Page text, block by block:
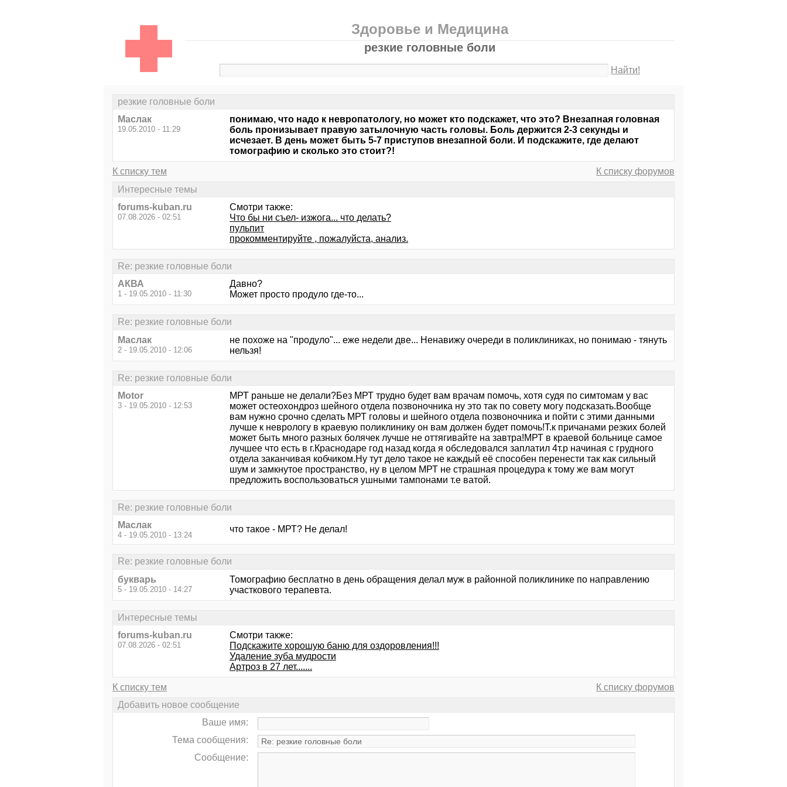
Здоровье и Медицина
резкие головные боли
Найти!
резкие головные боли
Маслак
19.05.2010 - 11:29
понимаю, что надо к невропатологу, но может кто подскажет, что это? Внезапная головная
боль пронизывает правую затылочную часть головы. Боль держится 2-3 секунды и
исчезает. В день может быть 5-7 приступов внезапной боли. И подскажите, где делают
томографию и сколько это стоит?!
К списку тем
К списку форумов
Интересные темы
forums-kuban.ru
07.08.2026 - 02:51
Смотри также:
Что бы ни съел- изжога... что делать?
пульпит
прокомментируйте , пожалуйста, анализ.
Re: резкие головные боли
АКВА
1 - 19.05.2010 - 11:30
Давно?
Может просто продуло где-то...
Re: резкие головные боли
Маслак
2 - 19.05.2010 - 12:06
не похоже на "продуло"... еже недели две... Ненавижу очереди в поликлиниках, но понимаю - тянуть
нельзя!
Re: резкие головные боли
Motor
3 - 19.05.2010 - 12:53
МРТ раньше не делали?Без МРТ трудно будет вам врачам помочь, хотя судя по симтомам у вас
может остеохондроз шейного отдела позвоночника ну это так по совету могу подсказать.Вообще
вам нужно срочно сделать МРТ головы и шейного отдела позвоночника и пойти с этими данными
лучше к неврологу в краевую поликлинику он вам должен будет помочь!Т.к причанами резких болей
может быть много разных болячек лучше не оттягивайте на завтра!МРТ в краевой больнице самое
лучшее что есть в г.Краснодаре год назад когда я обследовался заплатил 4т.р начиная с грудного
отдела заканчивая кобчиком.Ну тут дело такое не каждый её способен перенести так как сильный
шум и замкнутое пространство, ну в целом МРТ не страшная процедура к тому же вам могут
предложить воспользоваться ушными тампонами т.е ватой.
Re: резкие головные боли
Маслак
4 - 19.05.2010 - 13:24
что такое - МРТ? Не делал!
Re: резкие головные боли
букварь
5 - 19.05.2010 - 14:27
Томографию бесплатно в день обращения делал муж в районной поликлинике по направлению
участкового терапевта.
Интересные темы
forums-kuban.ru
07.08.2026 - 02:51
Смотри также:
Подскажите хорошую баню для оздоровления!!!
Удаление зуба мудрости
Артроз в 27 лет.......
К списку тем
К списку форумов
Добавить новое сообщение
Ваше имя:
Тема сообщения:
Сообщение: